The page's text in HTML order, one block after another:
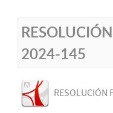
2024-145
RESOLUCIÓN